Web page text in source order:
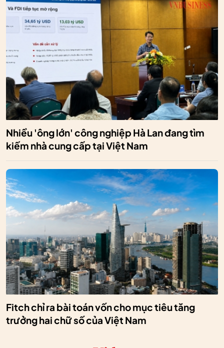
Nhiều 'ông lớn' công nghiệp Hà Lan đang tìm
kiếm nhà cung cấp tại Việt Nam
Fitch chỉ ra bài toán vốn cho mục tiêu tăng
trưởng hai chữ số của Việt Nam